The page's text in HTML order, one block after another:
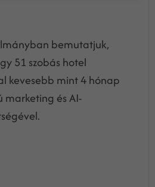
bemutatjuk,
51 szobás hotel
kevesebb mint 4 hónap
és AI-